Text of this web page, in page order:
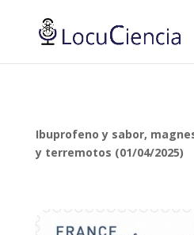
Ibuprofeno y sabor,
y terremotos (01/04/2025)